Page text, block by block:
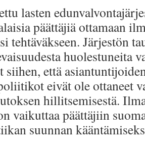
lasten
päättäjiä ottamaan
tehtäväkseen. Järjestön
huolestuneita
siihen, että
eivät ole ottaneet
hillitsemisestä.
vaikuttaa päättäjiin
suunnan